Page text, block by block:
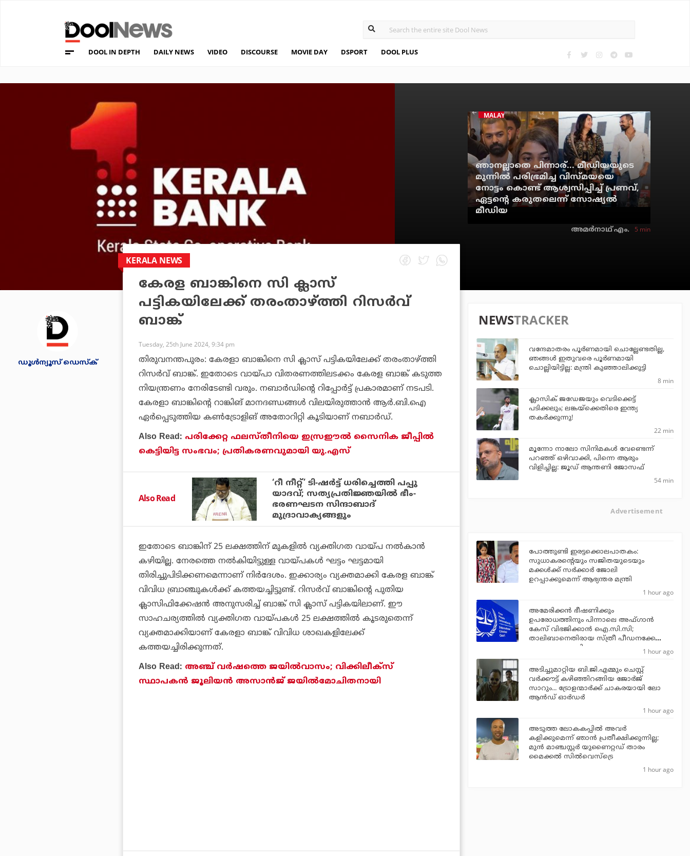
DOOL IN DEPTH DAILY NEWS VIDEO DISCOURSE MOVIE DAY DSPORT DOOL PLUS
MALAYALAM CINEMA
ഞാനല്ലാതെ പിന്നാര്... മീഡിയയുടെ
മുന്നില്‍ പരിഭ്രമിച്ച വിസ്മയയെ
നോട്ടം കൊണ്ട് ആശ്വസിപ്പിച്ച് പ്രണവ്,
ഏട്ടന്റെ കരുതലെന്ന് സോഷ്യല്‍
മീഡിയ
അമര്‍നാഥ് എം. 5 min
ഡൂള്‍ന്യൂസ് ഡെസ്‌ക്
KERALA NEWS
കേരള ബാങ്കിനെ സി ക്ലാസ്
പട്ടികയിലേക്ക് തരംതാഴ്ത്തി റിസര്‍വ്
ബാങ്ക്
Tuesday, 25th June 2024, 9:34 pm
തിരുവനന്തപുരം: കേരളാ ബാങ്കിനെ സി ക്ലാസ് പട്ടികയിലേക്ക് തരംതാഴ്ത്തി
റിസര്‍വ് ബാങ്ക്. ഇതോടെ വായ്പാ വിതരണത്തിലടക്കം കേരള ബാങ്ക് കടുത്ത
നിയന്ത്രണം നേരിടേണ്ടി വരും. നബാര്‍ഡിന്റെ റിപ്പോര്‍ട്ട് പ്രകാരമാണ് നടപടി.
കേരളാ ബാങ്കിന്റെ റാങ്കിങ് മാനദണ്ഡങ്ങള്‍ വിലയിരുത്താൻ ആര്‍.ബി.ഐ
ഏര്‍പ്പെടുത്തിയ കണ്‍ട്രോളിങ് അതോറിറ്റി കൂടിയാണ് നബാര്‍ഡ്.
Also Read: പരിക്കേറ്റ ഫലസ്തീനിയെ ഇസ്രഈൽ സൈനിക ജീപ്പിൽ
കെട്ടിയിട്ട സംഭവം; പ്രതികരണവുമായി യു.എസ്
Also Read
‘റീ നീറ്റ്’ ടി-ഷര്‍ട്ട് ധരിച്ചെത്തി പപ്പു
യാദവ്; സത്യപ്രതിജ്ഞയില്‍ ഭീം-
ഭരണഘടന സിന്ദാബാദ്
മുദ്രാവാക്യങ്ങളും
ഇതോടെ ബാങ്കിന് 25 ലക്ഷത്തിന് മുകളില്‍ വ്യക്തിഗത വായ്പ നല്‍കാന്‍
കഴിയില്ല. നേരത്തെ നല്‍കിയിട്ടുള്ള വായ്പകള്‍ ഘട്ടം ഘട്ടമായി
തിരിച്ചുപിടിക്കണമെന്നാണ് നിര്‍ദേശം. ഇക്കാര്യം വ്യക്തമാക്കി കേരള ബാങ്ക്
വിവിധ ബ്രാഞ്ചുകള്‍ക്ക് കത്തയച്ചിട്ടുണ്ട്. റിസര്‍വ് ബാങ്കിന്റെ പുതിയ
ക്ലാസിഫിക്കേഷന്‍ അനുസരിച്ച് ബാങ്ക് സി ക്ലാസ് പട്ടികയിലാണ്. ഈ
സാഹചര്യത്തില്‍ വ്യക്തിഗത വായ്പകള്‍ 25 ലക്ഷത്തില്‍ കൂടരുതെന്ന്
വ്യക്തമാക്കിയാണ് കേരളാ ബാങ്ക് വിവിധ ശാഖകളിലേക്ക്
കത്തയച്ചിരിക്കുന്നത്.
Also Read: അഞ്ച് വര്ഷത്തെ ജയില്വാസം; വിക്കിലീക്‌സ്
സ്ഥാപകന് ജൂലിയന് അസാന്ജ് ജയില്മോചിതനായി
NEWSTRACKER
വന്ദേമാതരം പൂര്‍ണമായി ചൊല്ലേണ്ടതില്ല,
ഞങ്ങള്‍ ഇതുവരെ പൂര്‍ണമായി
ചൊല്ലിയിട്ടില്ല: മന്ത്രി കുഞ്ഞാലിക്കുട്ടി
8 min
ക്ലാസിക് ജഡേജയും വെടിക്കെട്ട്
പടിക്കലും; ലങ്കയ്‌ക്കെതിരെ ഇന്ത്യ
തകര്‍ക്കുന്നു!
22 min
മൂന്നോ നാലോ സിനിമകൾ വേണ്ടെന്ന്
പറഞ്ഞ് ഒഴിവാക്കി, പിന്നെ ആരും
വിളിച്ചില്ല: ജൂഡ് ആന്തണി ജോസഫ്
54 min
Advertisement
പോത്തുണ്ടി ഇരട്ടക്കൊലപാതകം:
സുധാകരന്റെയും സജിതയുടെയും
മക്കള്‍ക്ക് സര്‍ക്കാര്‍ ജോലി
ഉറപ്പാക്കുമെന്ന് ആഭ്യന്തര മന്ത്രി
1 hour ago
അമേരിക്കന്‍ ഭീഷണിക്കും
ഉപരോധത്തിനും പിന്നാലെ അഫ്ഗാന്‍
കേസ് വിഭജിക്കാന്‍ ഐ.സി.സി;
താലിബാനെതിരായ സ്ത്രീ പീഡനക്കേസ്
വേറെ അന്വേഷിക്കും
1 hour ago
അടിച്ചുമാറ്റിയ ബി.ജി.എമ്മും ചെസ്റ്റ്
വര്‍ക്കൗട്ട് കഴിഞ്ഞിറങ്ങിയ ജോര്‍ജ്
സാറും... ട്രോളന്മാര്‍ക്ക് ചാകരയായി ലോ
ആന്‍ഡ് ഓര്‍ഡര്‍
1 hour ago
അടുത്ത ലോകകപ്പില്‍ അവര്‍
കളിക്കുമെന്ന് ഞാന്‍ പ്രതീക്ഷിക്കുന്നില്ല;
മുന്‍ മാഞ്ചസ്റ്റര്‍ യുണൈറ്റഡ് താരം
മൈക്കൽ സില്‍വെസ്‌ട്രെ
1 hour ago